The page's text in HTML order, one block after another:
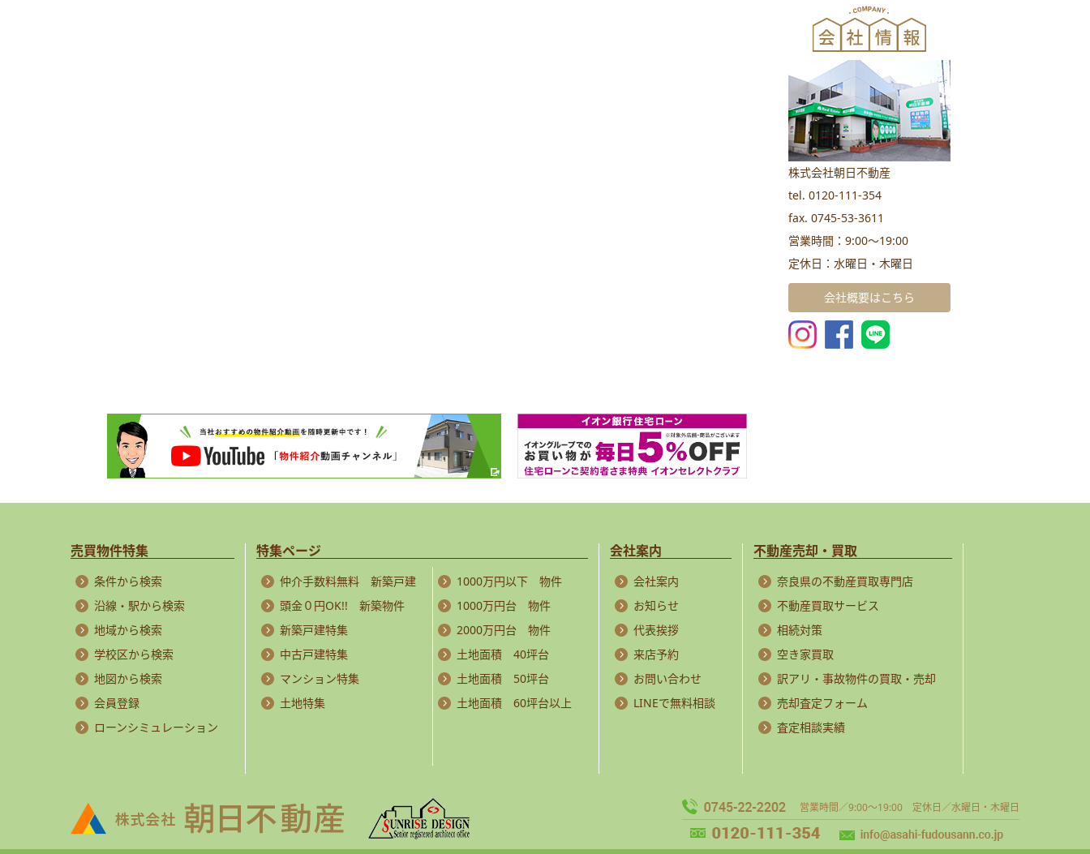
株式会社朝日不動産
tel. 0120-111-354
fax. 0745-53-3611
営業時間：9:00～19:00
定休日：水曜日・木曜日
会社概要はこちら
売買物件特集
条件から検索
沿線・駅から検索
地域から検索
学校区から検索
地図から検索
会員登録
ローンシミュレーション
特集ページ
仲介手数料無料 新築戸建
頭金０円OK!! 新築物件
新築戸建特集
中古戸建特集
マンション特集
土地特集
1000万円以下 物件
1000万円台 物件
2000万円台 物件
土地面積 40坪台
土地面積 50坪台
土地面積 60坪台以上
会社案内
会社案内
お知らせ
代表挨拶
来店予約
お問い合わせ
LINEで無料相談
不動産売却・買取
奈良県の不動産買取専門店
不動産買取サービス
相続対策
空き家買取
訳アリ・事故物件の買取・売却
売却査定フォーム
査定相談実績
営業時間／9:00～19:00 定休日／水曜日・木曜日